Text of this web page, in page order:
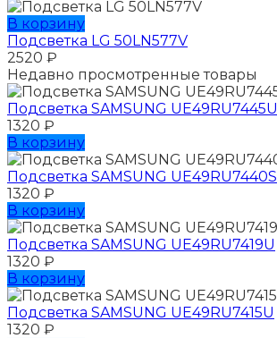
В корзину
Подсветка LG 50LN577V
2520 ₽
Недавно просмотренные товары
Подсветка SAMSUNG UЕ49RU7445U
1320 ₽
В корзину
Подсветка SAMSUNG UЕ49RU7440S
1320 ₽
В корзину
Подсветка SAMSUNG UЕ49RU7419U
1320 ₽
В корзину
Подсветка SAMSUNG UЕ49RU7415U
1320 ₽